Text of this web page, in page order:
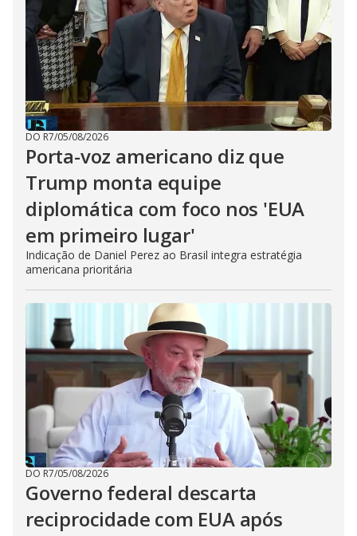
DO R7/05/08/2026
Porta-voz americano diz que
Trump monta equipe
diplomática com foco nos 'EUA
em primeiro lugar'
Indicação de Daniel Perez ao Brasil integra estratégia
americana prioritária
DO R7/05/08/2026
Governo federal descarta
reciprocidade com EUA após